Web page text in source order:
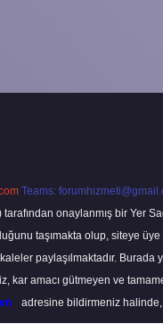
Teams:
onaylanmış bir Yer
taşımakta olup, siteye
paylaşılmaktadır.
amacı gütmeyen ve
adresine bildirmeniz halinde,